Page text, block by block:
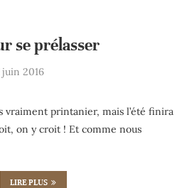
se prélasser
juin 2016
vraiment printanier, mais l’été finira
on y croit ! Et comme nous
LIRE PLUS